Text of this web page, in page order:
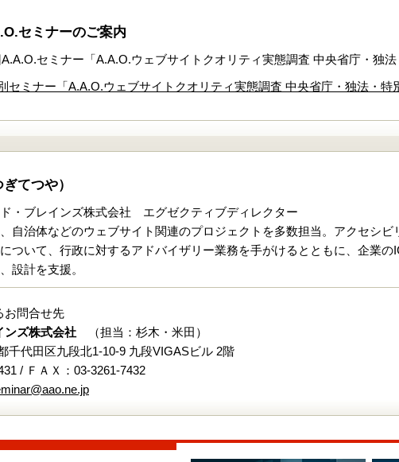
セミナーのご案内
セミナー「A.A.O.ウェブサイトクオリティ実態調査 中央省庁・独
セミナー「A.A.O.ウェブサイトクオリティ実態調査 中央省庁・独法・
てつや）
・ブレインズ株式会社 エグゼクティブディレクター
自治体などのウェブサイト関連のプロジェクトを多数担当。アクセシ
ついて、行政に対するアドバイザリー業務を手がけるとともに、企業
設計を支援。
お問合せ先
ンズ株式会社 （担当：杉木・米田）
千代田区九段北1-10-9 九段VIGASビル 2階
/ ＦＡＸ：03-3261-7432